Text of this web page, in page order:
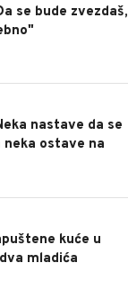
se bude zvezdaš,
nastave da se
neka ostave na
kuće u
mladića